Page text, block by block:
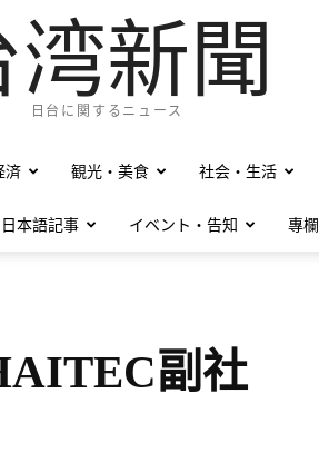
湾新聞
日台に関するニュース
済 観光・美食 社会・生活
日本語記事 イベント・告知 專欄
副社